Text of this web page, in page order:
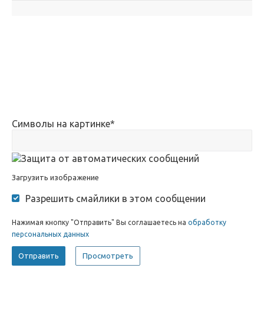
Символы на картинке*
Загрузить изображение
Разрешить смайлики в этом сообщении
Нажимая кнопку "Отправить" Вы соглашаетесь на обработку
персональных данных